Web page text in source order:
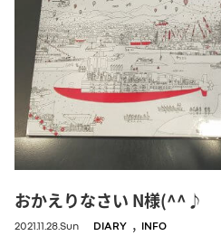
おかえりなさい N様(^^♪
2021.11.28.Sun DIARY , INFO